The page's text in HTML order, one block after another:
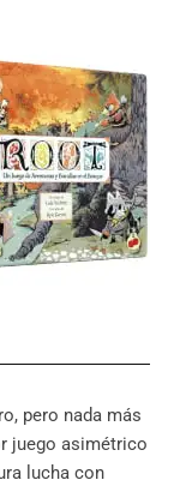
pero nada más
juego asimétrico
lucha con